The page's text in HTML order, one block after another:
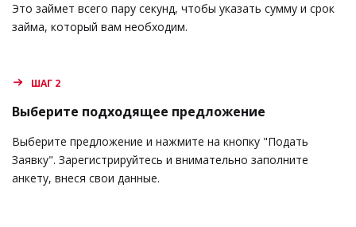
Это займет всего пару секунд, чтобы указать сумму и срок
займа, который вам необходим.
ШАГ 2
Выберите подходящее предложение
Выберите предложение и нажмите на кнопку "Подать
Заявку". Зарегистрируйтесь и внимательно заполните
анкету, внеся свои данные.